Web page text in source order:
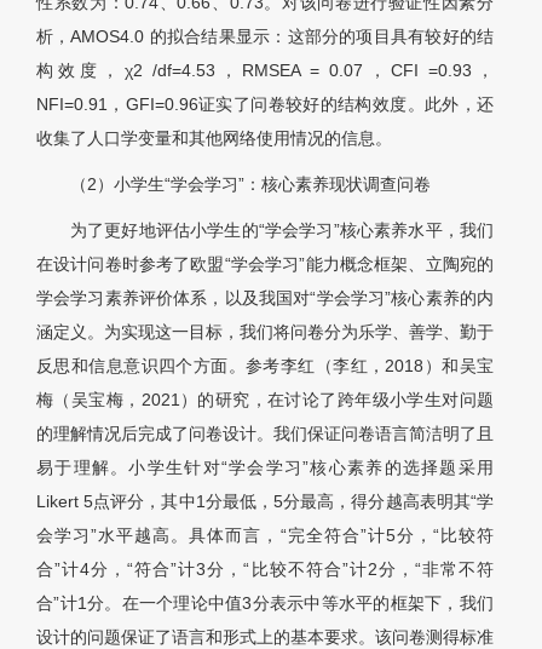
析，AMOS4.0 的拟合结果显示：这部分的项目具有较好的结
构效度，χ2 /df=4.53，RMSEA = 0.07，CFI =0.93，
NFI=0.91，GFI=0.96证实了问卷较好的结构效度。此外，还
收集了人口学变量和其他网络使用情况的信息。
（2）小学生“学会学习”：核心素养现状调查问卷
为了更好地评估小学生的“学会学习”核心素养水平，我们
在设计问卷时参考了欧盟“学会学习”能力概念框架、立陶宛的
学会学习素养评价体系，以及我国对“学会学习”核心素养的内
涵定义。为实现这一目标，我们将问卷分为乐学、善学、勤于
反思和信息意识四个方面。参考李红（李红，2018）和吴宝
梅（吴宝梅，2021）的研究，在讨论了跨年级小学生对问题
的理解情况后完成了问卷设计。我们保证问卷语言简洁明了且
易于理解。小学生针对“学会学习”核心素养的选择题采用
Likert 5点评分，其中1分最低，5分最高，得分越高表明其“学
会学习”水平越高。具体而言，“完全符合”计5分，“比较符
合”计4分，“符合”计3分，“比较不符合”计2分，“非常不符
合”计1分。在一个理论中值3分表示中等水平的框架下，我们
设计的问题保证了语言和形式上的基本要求。该问卷测得标准